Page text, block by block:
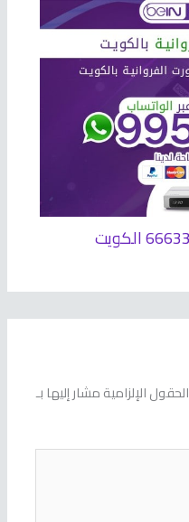
الحقول الإلزامية مشار إليها بـ